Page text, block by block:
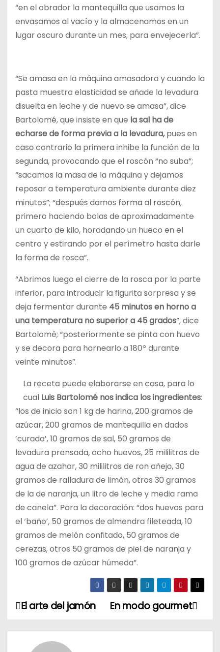
“en el obrador la mantequilla que usamos la
envasamos al vacío y la almacenamos en un
lugar oscuro durante un mes, para envejecerla”.
“Se amasa en la máquina amasadora y cuando la
pasta muestra elasticidad se añade la levadura
disuelta en leche y de nuevo se amasa”, dice
Bartolomé, que insiste en que la sal ha de
echarse de forma previa a la levadura,pues en
caso contrario la primera inhibe la función de la
segunda, provocando que el roscón “no suba”;
“sacamos la masa de la máquina y dejamos
reposar a temperatura ambiente durante diez
minutos”; “después damos forma al roscón,
primero haciendo bolas de aproximadamente
un cuarto de kilo, horadando un hueco en el
centro y estirando por el perímetro hasta darle
la forma de rosca”.
“Abrimos luego el cierre de la rosca por la parte
inferior, para introducir la figurita sorpresa y se
deja fermentar durante 45 minutos en horno a
una temperatura no superior a 45 grados”, dice
Bartolomé; “posteriormente se pinta con huevo
y se decora para hornearlo a 180º durante
veinte minutos”.
La receta puede elaborarse en casa, para lo
cual Luis Bartolomé nos indica los ingredientes:
“los de inicio son 1 kg de harina, 200 gramos de
azúcar, 200 gramos de mantequilla en dados
‘curada’, 10 gramos de sal, 50 gramos de
levadura prensada, ocho huevos, 25 mililitros de
agua de azahar, 30 mililitros de ron añejo, 30
gramos de ralladura de limón, otros 30 gramos
de la de naranja, un litro de leche y media rama
de canela”. Para la decoración: “dos huevos para
el ‘baño’, 50 gramos de almendra fileteada, 10
gramos de melón confitado, 50 gramos de
cerezas, otros 50 gramos de piel de naranja y
100 gramos de azúcar húmeda”.
N
a
En modo gourmet
El arte del jamón